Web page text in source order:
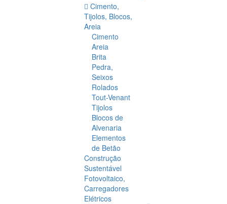
Cimento,
Tijolos, Blocos,
Areia
Cimento
Areia
Brita
Pedra,
Seixos
Rolados
Tout-Venant
Tijolos
Blocos de
Alvenaria
Elementos
de Betão
Construção
Sustentável
Fotovoltaico,
Carregadores
Elétricos